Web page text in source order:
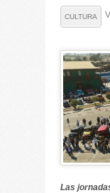
CULTURA
Las